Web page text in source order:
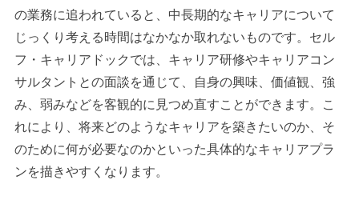
の業務に追われていると、中長期的なキャリアについて
じっくり考える時間はなかなか取れないものです。セル
フ・キャリアドックでは、キャリア研修やキャリアコン
サルタントとの面談を通じて、自身の興味、価値観、強
み、弱みなどを客観的に見つめ直すことができます。こ
れにより、将来どのようなキャリアを築きたいのか、そ
のために何が必要なのかといった具体的なキャリアプラ
ンを描きやすくなります。